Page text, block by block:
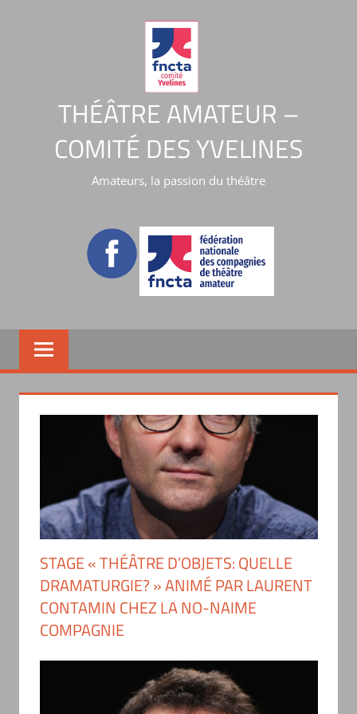
THÉÂTRE AMATEUR –
COMITÉ DES YVELINES
Amateurs, la passion du théâtre
STAGE « THÉÂTRE D’OBJETS: QUELLE
DRAMATURGIE? » ANIMÉ PAR LAURENT
CONTAMIN CHEZ LA NO-NAIME
COMPAGNIE